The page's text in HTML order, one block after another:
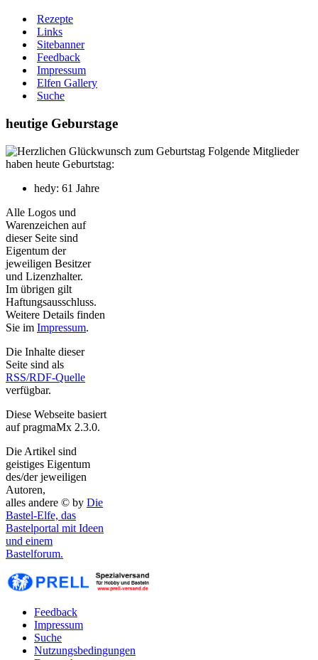
Rezepte
Links
Sitebanner
Feedback
Impressum
Elfen Gallery
Suche
heutige Geburstage
Folgende Mitglieder
haben heute Geburtstag:
hedy: 61 Jahre
Alle Logos und
Warenzeichen auf
dieser Seite sind
Eigentum der
jeweiligen Besitzer
und Lizenzhalter.
Im übrigen gilt
Haftungsausschluss.
Weitere Details finden
Sie im Impressum.
Die Inhalte dieser
Seite sind als
RSS/RDF-Quelle
verfügbar.
Diese Webseite basiert
auf pragmaMx 2.3.0.
Die Artikel sind
geistiges Eigentum
des/der jeweiligen
Autoren,
alles andere © by Die
Bastel-Elfe, das
Bastelportal mit Ideen
und einem
Bastelforum.
Feedback
Impressum
Suche
Nutzungsbedingungen